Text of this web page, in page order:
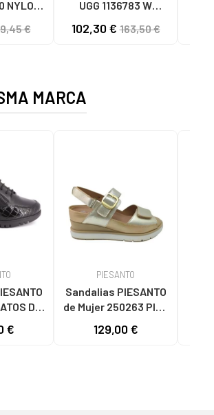
€
UGG 1136783 W
CHESTNUT
102,30 €163,50 €
MARCA
DE
€
PIESANTO
Sandalias PIESANTO
de Mujer 250263 PIEL
129,00 €